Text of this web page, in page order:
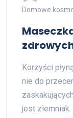
Domowe
Korzyści
nie do
jest